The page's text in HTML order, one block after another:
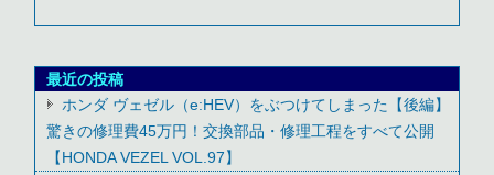
最近の投稿
ホンダ ヴェゼル（e:HEV）をぶつけてしまった【後編】
驚きの修理費45万円！交換部品・修理工程をすべて公開
【HONDA VEZEL VOL.97】